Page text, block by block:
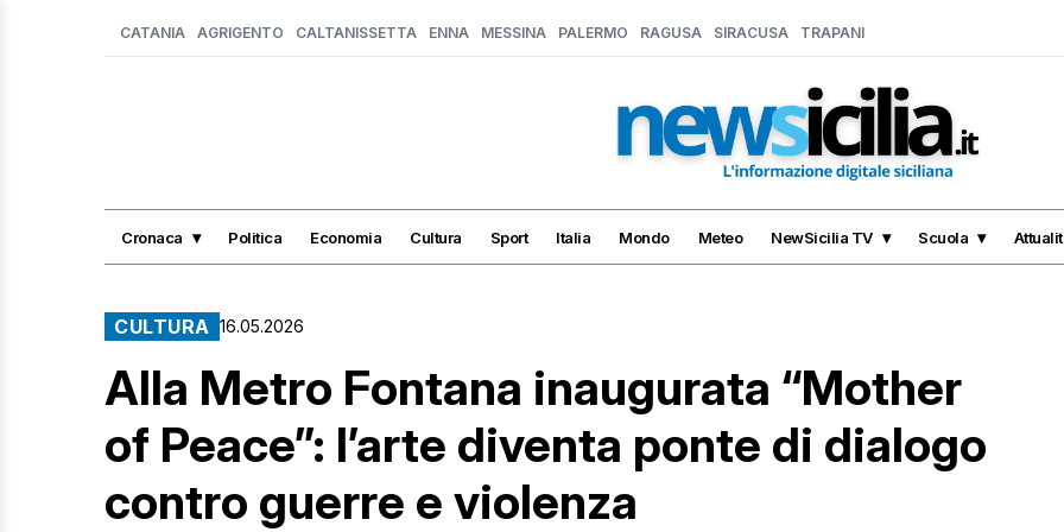
CATANIA AGRIGENTO CALTANISSETTA ENNA MESSINA PALERMO RAGUSA SIRACUSA TRAPANI
Cronaca Politica Economia Cultura Sport Italia Mondo Meteo NewSicilia TV Scuola
CULTURA 16.05.2026
Alla Metro Fontana inaugurata “Mother
of Peace”: l’arte diventa ponte di dialogo
contro guerre e violenza